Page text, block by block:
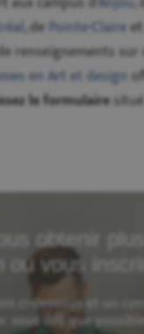
, de Pointe-Claire
renseignements
en Art et design
le formulaire
obtenir plus
ou vous
ci-dessous et un
vous dès que possible.